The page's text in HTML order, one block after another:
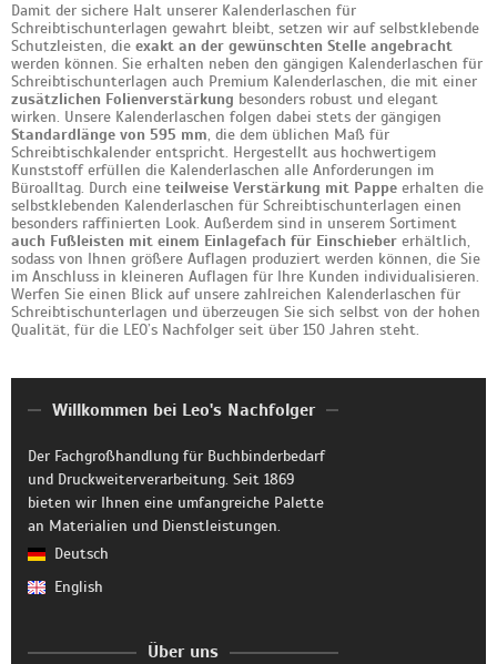
Damit der sichere Halt unserer Kalenderlaschen für
Schreibtischunterlagen gewahrt bleibt, setzen wir auf selbstklebende
Schutzleisten, die exakt an der gewünschten Stelle angebracht
werden können. Sie erhalten neben den gängigen Kalenderlaschen für
Schreibtischunterlagen auch Premium Kalenderlaschen, die mit einer
zusätzlichen Folienverstärkung besonders robust und elegant
wirken. Unsere Kalenderlaschen folgen dabei stets der gängigen
Standardlänge von 595 mm, die dem üblichen Maß für
Schreibtischkalender entspricht. Hergestellt aus hochwertigem
Kunststoff erfüllen die Kalenderlaschen alle Anforderungen im
Büroalltag. Durch eine teilweise Verstärkung mit Pappe erhalten die
selbstklebenden Kalenderlaschen für Schreibtischunterlagen einen
besonders raffinierten Look. Außerdem sind in unserem Sortiment
auch Fußleisten mit einem Einlagefach für Einschieber erhältlich,
sodass von Ihnen größere Auflagen produziert werden können, die Sie
im Anschluss in kleineren Auflagen für Ihre Kunden individualisieren.
Werfen Sie einen Blick auf unsere zahlreichen Kalenderlaschen für
Schreibtischunterlagen und überzeugen Sie sich selbst von der hohen
Qualität, für die LEO’s Nachfolger seit über 150 Jahren steht.
Willkommen bei Leo's Nachfolger
Der Fachgroßhandlung für Buchbinderbedarf
und Druckweiterverarbeitung. Seit 1869
bieten wir Ihnen eine umfangreiche Palette
an Materialien und Dienstleistungen.
Deutsch
English
Über uns